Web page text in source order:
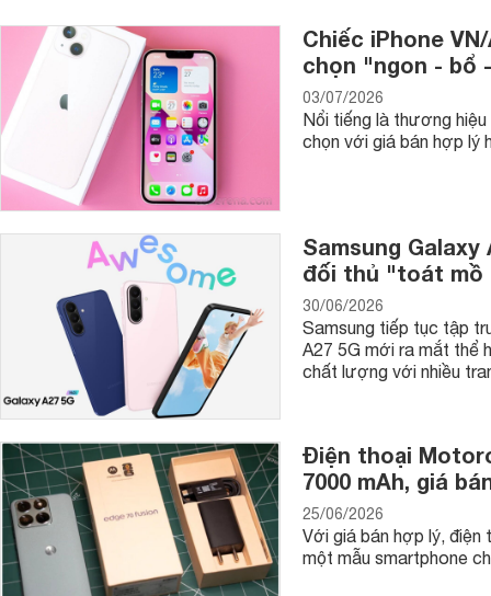
Chiếc iPhone
chọn "ngon - bổ
03/07/2026
Nổi tiếng là thương
chọn với giá bán hợp lý
Samsung
đối thủ "toát mồ
30/06/2026
Samsung tiếp tục tập
A27 5G mới ra mắt thể
chất lượng với nhiều
Điện thoại
7000 mAh, giá
25/06/2026
Với giá bán hợp lý,
một mẫu smartphone